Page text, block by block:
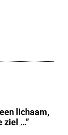
lichaam,
ziel …”